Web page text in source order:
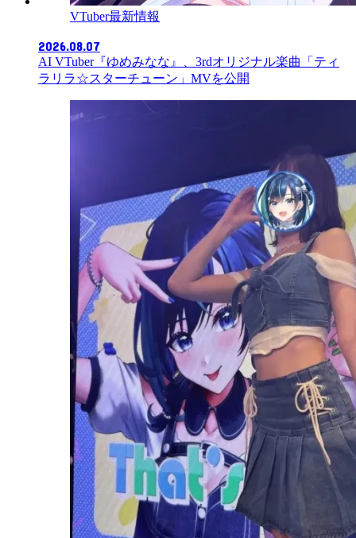
VTuber最新情報
2026.08.07
AI VTuber『ゆめみなな』、3rdオリジナル楽曲「ティ
ラリラ☆スターチューン」MVを公開